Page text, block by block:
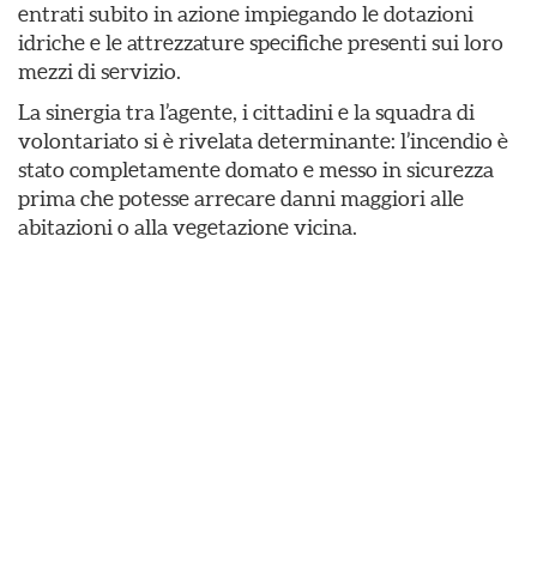
entrati subito in azione impiegando le dotazioni
idriche e le attrezzature specifiche presenti sui loro
mezzi di servizio.
​La sinergia tra l’agente, i cittadini e la squadra di
volontariato si è rivelata determinante: l’incendio è
stato completamente domato e messo in sicurezza
prima che potesse arrecare danni maggiori alle
abitazioni o alla vegetazione vicina.